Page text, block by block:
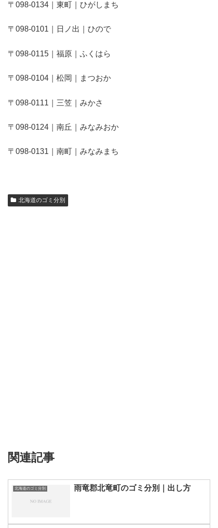
〒098-0134｜東町｜ひがしまち
〒098-0101｜日ノ出｜ひので
〒098-0115｜福原｜ふくはら
〒098-0104｜松岡｜まつおか
〒098-0111｜三笠｜みかさ
〒098-0124｜南丘｜みなみおか
〒098-0131｜南町｜みなみまち
北海道のゴミ分別
関連記事
北海道のゴミ分別 雨竜郡北竜町のゴミ分別｜出し方